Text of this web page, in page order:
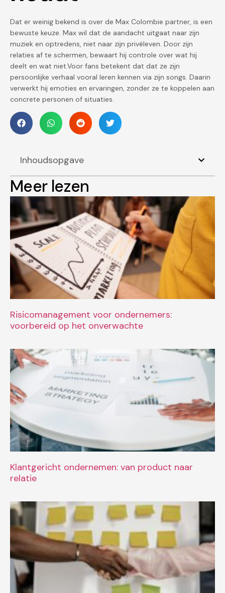
Dat er weinig bekend is over de Max Colombie partner, is een
bewuste keuze. Max wil dat de aandacht uitgaat naar zijn
muziek en optredens, niet naar zijn privéleven. Door zijn
relaties af te schermen, bewaart hij controle over wat hij
deelt en wat niet.Voor fans betekent dat dat ze zijn
persoonlijke verhaal vooral leren kennen via zijn songs. Daarin
verwerkt hij emoties en ervaringen, zonder ze te koppelen aan
concrete personen of situaties.
Inhoudsopgave
Meer lezen
Risicomanagement voor ondernemers:
voorbereid op het onverwachte
Klantgericht ondernemen: van product naar
relatie